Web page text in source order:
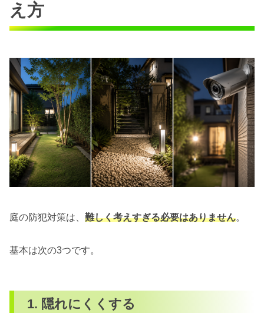
え方
庭の防犯対策は、 難しく考えすぎる必要はありません。
基本は次の3つです。
1. 隠れにくくする